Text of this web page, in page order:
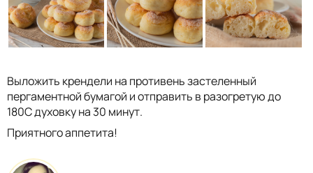
Выложить крендели на противень застеленный
пергаментной бумагой и отправить в разогретую до
180С духовку на 30 минут.
Приятного аппетита!